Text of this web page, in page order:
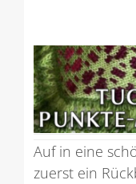
Auf in eine
zuerst ein